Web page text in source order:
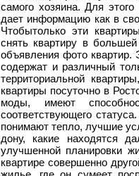
самого хозяина. Для
дает информацию как в
Чтобытолько эти
снять квартиру в
объявления фото квартир.
содержат и различный
территориальной
квартиры посуточно в
моды, имеют
соответствующего
понимают тепло, лучшие
дону, какие находятся
улучшенной планировки
квартире совершенно